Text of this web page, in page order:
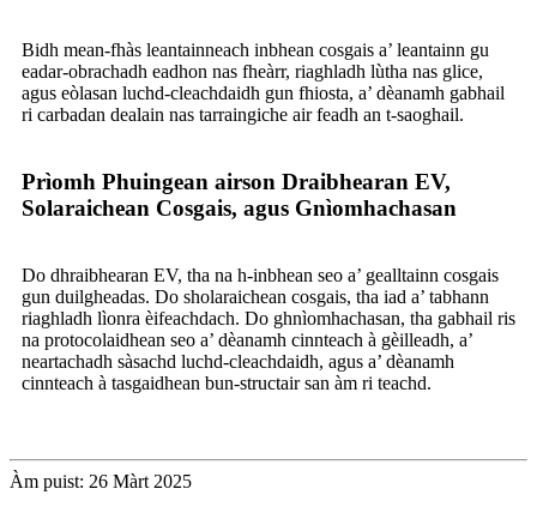
Bidh mean-fhàs leantainneach inbhean cosgais a’ leantainn gu
eadar-obrachadh eadhon nas fheàrr, riaghladh lùtha nas glice,
agus eòlasan luchd-cleachdaidh gun fhiosta, a’ dèanamh gabhail
ri carbadan dealain nas tarraingiche air feadh an t-saoghail.
Prìomh Phuingean airson Draibhearan EV,
Solaraichean Cosgais, agus Gnìomhachasan
Do dhraibhearan EV, tha na h-inbhean seo a’ gealltainn cosgais
gun duilgheadas. Do sholaraichean cosgais, tha iad a’ tabhann
riaghladh lìonra èifeachdach. Do ghnìomhachasan, tha gabhail ris
na protocolaidhean seo a’ dèanamh cinnteach à gèilleadh, a’
neartachadh sàsachd luchd-cleachdaidh, agus a’ dèanamh
cinnteach à tasgaidhean bun-structair san àm ri teachd.
Àm puist: 26 Màrt 2025